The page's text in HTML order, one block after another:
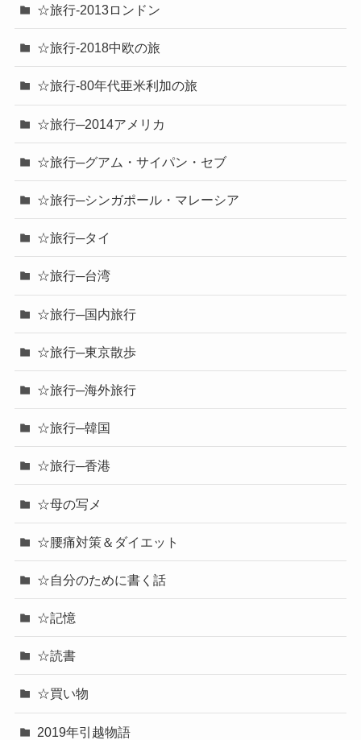
☆旅行-2013ロンドン
☆旅行-2018中欧の旅
☆旅行-80年代亜米利加の旅
☆旅行─2014アメリカ
☆旅行─グアム・サイパン・セブ
☆旅行─シンガポール・マレーシア
☆旅行─タイ
☆旅行─台湾
☆旅行─国内旅行
☆旅行─東京散歩
☆旅行─海外旅行
☆旅行─韓国
☆旅行─香港
☆母の写メ
☆腰痛対策＆ダイエット
☆自分のために書く話
☆記憶
☆読書
☆買い物
2019年引越物語